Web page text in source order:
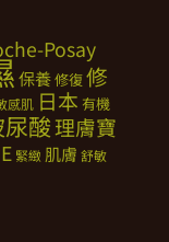
Posay
保養修復修
感肌 日本 有機
酸理膚寶
緊緻 肌膚 舒敏